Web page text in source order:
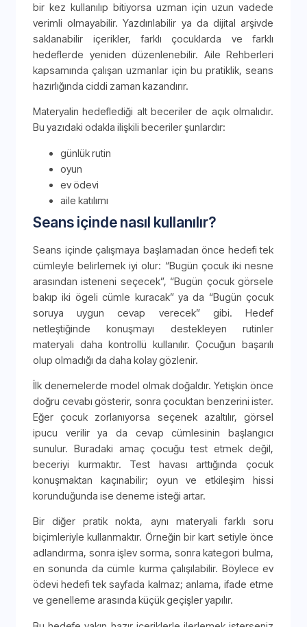
bir kez kullanılıp bitiyorsa uzman için uzun vadede
verimli olmayabilir. Yazdırılabilir ya da dijital arşivde
saklanabilir içerikler, farklı çocuklarda ve farklı
hedeflerde yeniden düzenlenebilir. Aile Rehberleri
kapsamında çalışan uzmanlar için bu pratiklik, seans
hazırlığında ciddi zaman kazandırır.
Materyalin hedeflediği alt beceriler de açık olmalıdır.
Bu yazıdaki odakla ilişkili beceriler şunlardır:
günlük rutin
oyun
ev ödevi
aile katılımı
Seans içinde nasıl kullanılır?
Seans içinde çalışmaya başlamadan önce hedefi tek
cümleyle belirlemek iyi olur: “Bugün çocuk iki nesne
arasından isteneni seçecek”, “Bugün çocuk görsele
bakıp iki ögeli cümle kuracak” ya da “Bugün çocuk
soruya uygun cevap verecek” gibi. Hedef
netleştiğinde konuşmayı destekleyen rutinler
materyali daha kontrollü kullanılır. Çocuğun başarılı
olup olmadığı da daha kolay gözlenir.
İlk denemelerde model olmak doğaldır. Yetişkin önce
doğru cevabı gösterir, sonra çocuktan benzerini ister.
Eğer çocuk zorlanıyorsa seçenek azaltılır, görsel
ipucu verilir ya da cevap cümlesinin başlangıcı
sunulur. Buradaki amaç çocuğu test etmek değil,
beceriyi kurmaktır. Test havası arttığında çocuk
konuşmaktan kaçınabilir; oyun ve etkileşim hissi
korunduğunda ise deneme isteği artar.
Bir diğer pratik nokta, aynı materyali farklı soru
biçimleriyle kullanmaktır. Örneğin bir kart setiyle önce
adlandırma, sonra işlev sorma, sonra kategori bulma,
en sonunda da cümle kurma çalışılabilir. Böylece ev
ödevi hedefi tek sayfada kalmaz; anlama, ifade etme
ve genelleme arasında küçük geçişler yapılır.